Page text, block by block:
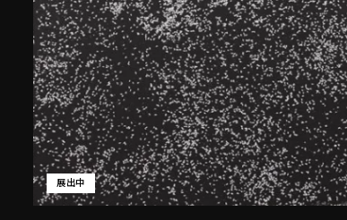
展出中